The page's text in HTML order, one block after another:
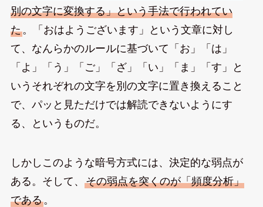
別の文字に変換する」という手法で行われてい
た。「おはようございます」という文章に対し
て、なんらかのルールに基づいて「お」「は」
「よ」「う」「ご」「ざ」「い」「ま」「す」と
いうそれぞれの文字を別の文字に置き換えること
で、パッと見ただけでは解読できないようにす
る、というものだ。
しかしこのような暗号方式には、決定的な弱点が
ある。そして、 その弱点を突くのが「頻度分析」
である。